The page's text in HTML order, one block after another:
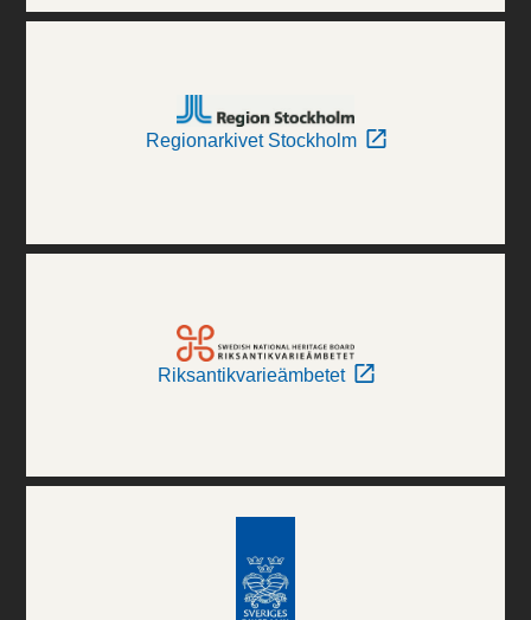
Regionarkivet Stockholm
Riksantikvarieämbetet